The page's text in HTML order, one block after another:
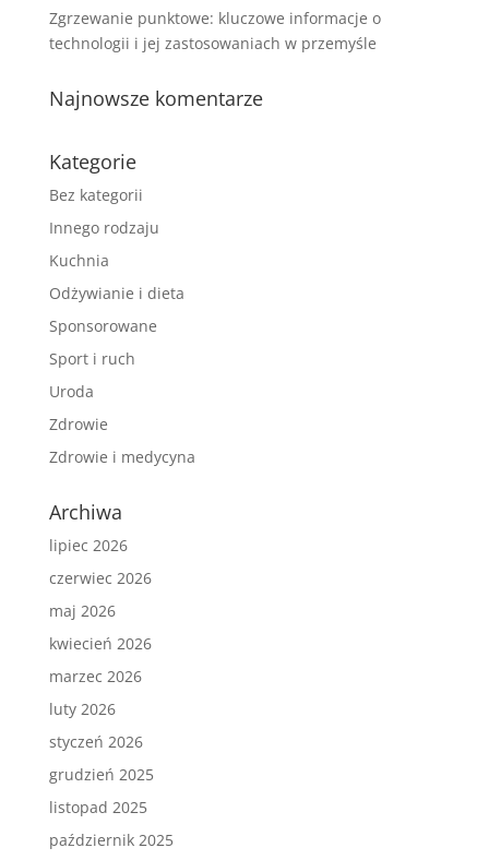
Zgrzewanie punktowe: kluczowe informacje o
technologii i jej zastosowaniach w przemyśle
Najnowsze komentarze
Kategorie
Bez kategorii
Innego rodzaju
Kuchnia
Odżywianie i dieta
Sponsorowane
Sport i ruch
Uroda
Zdrowie
Zdrowie i medycyna
Archiwa
lipiec 2026
czerwiec 2026
maj 2026
kwiecień 2026
marzec 2026
luty 2026
styczeń 2026
grudzień 2025
listopad 2025
październik 2025